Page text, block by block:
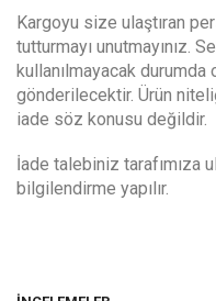
Kargoyu size ulaştıran
tutturmayı unutmayınız.
kullanılmayacak durumda
gönderilecektir. Ürün
iade söz konusu değildir.
İade talebiniz tarafımıza
bilgilendirme yapılır.